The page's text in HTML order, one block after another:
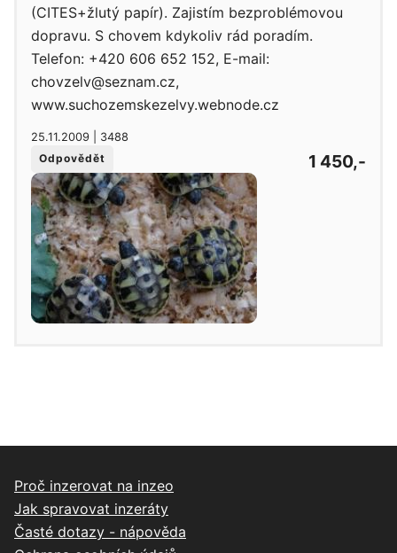
(CITES+žlutý papír). Zajistím bezproblémovou
dopravu. S chovem kdykoliv rád poradím.
Telefon: +420 606 652 152, E-mail:
chovzelv@seznam.cz,
www.suchozemskezelvy.webnode.cz
25.11.2009 | 3488
Odpovědět
1 450,-
Proč inzerovat na inzeo
Jak spravovat inzeráty
Časté dotazy - nápověda